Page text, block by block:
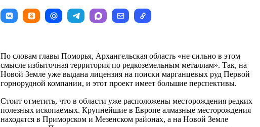
По словам главы Поморья, Архангельская область «не сильно в этом
смысле избыточная территория по редкоземельным металлам». Так, на
Новой Земле уже выдана лицензия на поиски марганцевых руд Первой
горнорудной компании, и этот проект имеет большие перспективы.
Стоит отметить, что в области уже расположены месторождения редких
полезных ископаемых. Крупнейшие в Европе алмазные месторождения
находятся в Приморском и Мезенском районах, а на Новой Земле